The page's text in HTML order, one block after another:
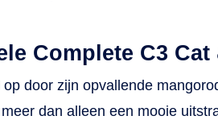
de Complete C2 rondom
je tijdens een kleine botsing
Complete C3
door zijn opvallende
dan alleen een mooie